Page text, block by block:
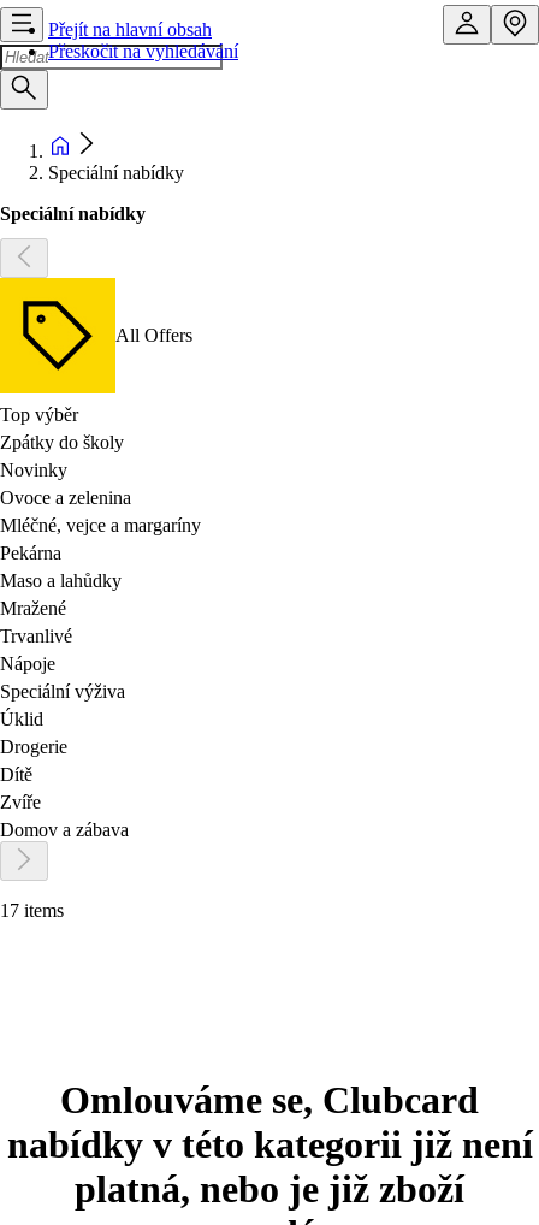
Přejít na hlavní obsah
Přeskočit na vyhledávání
Speciální nabídky
Speciální nabídky
All Offers
Top výběr
Zpátky do školy
Novinky
Ovoce a zelenina
Mléčné, vejce a margaríny
Pekárna
Maso a lahůdky
Mražené
Trvanlivé
Nápoje
Speciální výživa
Úklid
Drogerie
Dítě
Zvíře
Domov a zábava
17 items
Omlouváme se, Clubcard
nabídky v této kategorii již není
platná, nebo je již zboží